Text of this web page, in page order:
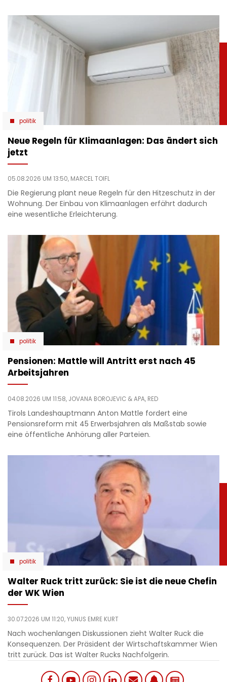
politik
Neue Regeln für Klimaanlagen: Das ändert sich
jetzt
05.08.2026 UM 13:50, MARCEL TOIFL
Die Regierung plant neue Regeln für den Hitzeschutz in der
Wohnung. Der Einbau von Klimaanlagen erfährt dadurch
eine wesentliche Erleichterung.
politik
Pensionen: Mattle will Antritt erst nach 45
Arbeitsjahren
04.08.2026 UM 11:58, JOVANA BOROJEVIC & APA, RED
Tirols Landeshauptmann Anton Mattle fordert eine
Pensionsreform mit 45 Erwerbsjahren als Maßstab sowie
eine öffentliche Anhörung aller Parteien.
politik
Walter Ruck tritt zurück: Sie ist die neue Chefin
der WK Wien
30.07.2026 UM 11:20,YUNUS EMRE KURT
Nach wochenlangen Diskussionen zieht Walter Ruck die
Konsequenzen. Der Präsident der Wirtschaftskammer Wien
tritt zurück. Das ist Walter Rucks Nachfolgerin.